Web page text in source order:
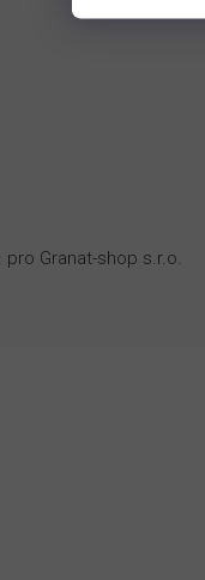
Granat-shop s.r.o.